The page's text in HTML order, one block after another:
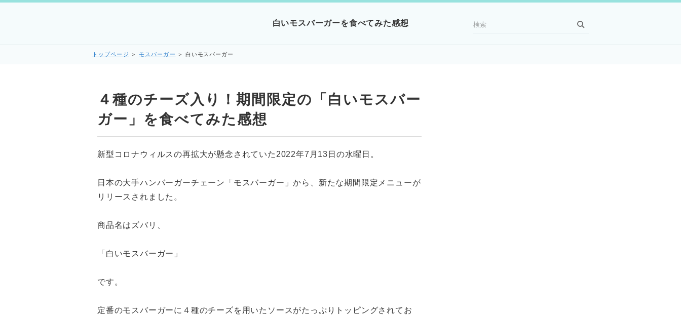
白いモスバーガーを食べてみた感想
トップページ ＞モスバーガー ＞白いモスバーガー
４種のチーズ入り！期間限定の「白いモスバー
ガー」を食べてみた感想
新型コロナウィルスの再拡大が懸念されていた2022年7月13日の水曜日。
日本の大手ハンバーガーチェーン「モスバーガー」から、新たな期間限定メニューが
リリースされました。
商品名はズバリ、
「白いモスバーガー」
です。
定番のモスバーガーに４種のチーズを用いたソースがたっぷりトッピングされてお